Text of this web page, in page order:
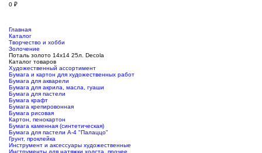
0 ₽
Главная
Каталог
Творчество и хобби
Золочение
Поталь золото 14х14 25л. Decola
Каталог товаров
Художественный ассортимент
Бумага и картон для художественных работ
Бумага для акварели
Бумага для акрила, масла, гуаши
Бумага для пастели
Бумага крафт
Бумага крепировонная
Бумага рисовая
Картон, пенокартон
Бумага каменная (синтетическая)
Бумага для пастели А-4 "Палаццо"
Грунт, проклейка
Инструмент и аксессуары художественные
Инструменты для натяжки холста, прочее